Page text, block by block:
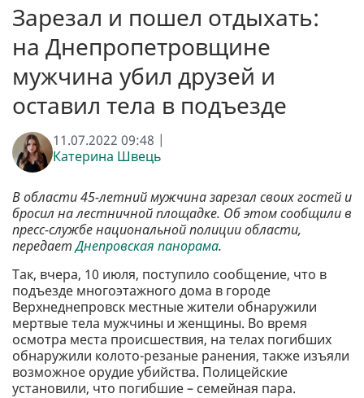
Зарезал и пошел отдыхать:
на Днепропетровщине
мужчина убил друзей и
оставил тела в подъезде
11.07.2022 09:48 |
Катерина Швець
В области 45-летний мужчина зарезал своих гостей и
бросил на лестничной площадке. Об этом сообщили в
пресс-службе национальной полиции области,
передаетДнепровская панорама.
Так, вчера, 10 июля, поступило сообщение, что в
подъезде многоэтажного дома в городе
Верхнеднепровск местные жители обнаружили
мертвые тела мужчины и женщины. Во время
осмотра места происшествия, на телах погибших
обнаружили колото-резаные ранения, также изъяли
возможное орудие убийства. Полицейские
установили, что погибшие – семейная пара.